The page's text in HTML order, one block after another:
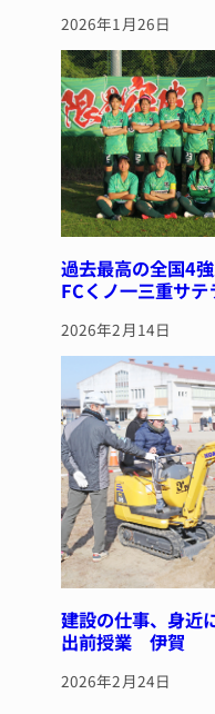
2026年1月26日
過去最高の全国4
FCくノ一三重サテ
2026年2月14日
建設の仕事、身
出前授業 伊賀
2026年2月24日